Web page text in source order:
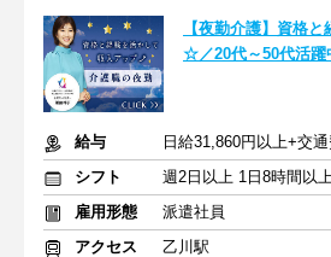
【夜勤介護】資格
☆／20代～50代活躍
給与
日給31,860円以上+交
シフト
雇用形態
派遣社員
アクセス
乙川駅